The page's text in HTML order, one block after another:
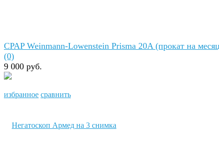
избранное сравнить
CPAP Weinmann-Lowenstein Prisma 20A (прокат на
(0)
9 000 руб.